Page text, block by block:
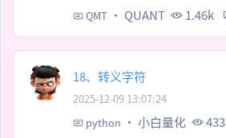
QMT · QUANT 1.46k
18、转义字符
2025-12-09 13:07:24
python · 小白量化 433